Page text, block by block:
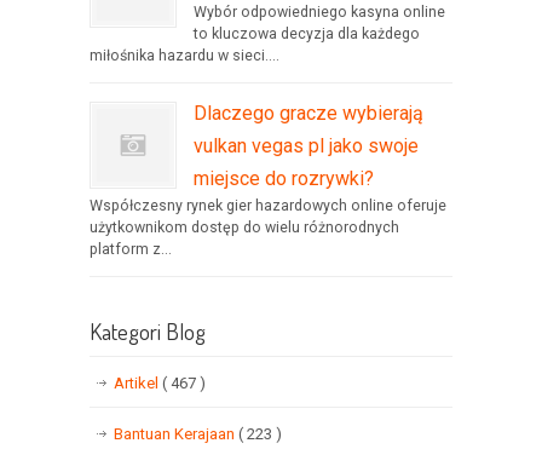
Wybór odpowiedniego kasyna online
to kluczowa decyzja dla każdego
miłośnika hazardu w sieci....
Dlaczego gracze wybierają
vulkan vegas pl jako swoje
miejsce do rozrywki?
Współczesny rynek gier hazardowych online oferuje
użytkownikom dostęp do wielu różnorodnych
platform z...
Kategori Blog
Artikel ( 467 )
Bantuan Kerajaan ( 223 )